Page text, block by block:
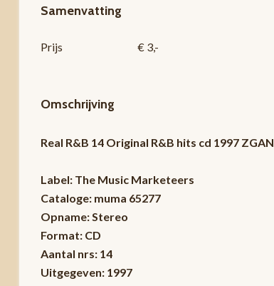
Samenvatting
Prijs € 3,-
Omschrijving
Real R&B 14 Original R&B hits cd 1997 ZGAN
Label: The Music Marketeers
Cataloge: muma 65277
Opname: Stereo
Format: CD
Aantal nrs: 14
Uitgegeven: 1997